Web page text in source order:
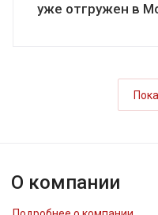
уже отгружен в
О компании